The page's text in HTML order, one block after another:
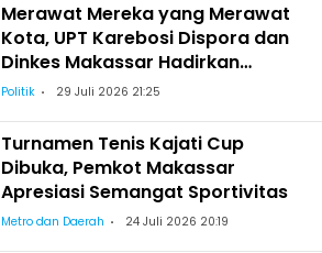
Merawat Mereka yang Merawat
Kota, UPT Karebosi Dispora dan
Dinkes Makassar Hadirkan
Pemeriksaan Kesehatan bagi
Politik 29 Juli 2026 21:25
Turnamen Tenis Kajati Cup
Dibuka, Pemkot Makassar
Apresiasi Semangat Sportivitas
Metro dan Daerah 24 Juli 2026 20:19